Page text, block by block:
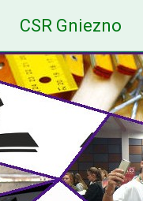
content
CSR Gniezno